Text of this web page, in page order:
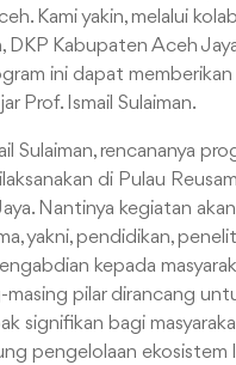
Kami yakin, melalui
DKP Kabupaten Aceh
ini dapat
Prof. Ismail Sulaiman.
Sulaiman, rencananya
di Pulau
Nantinya kegiatan
yakni, pendidikan,
kepada
masing pilar dirancang
signifikan bagi
pengelolaan ekosistem